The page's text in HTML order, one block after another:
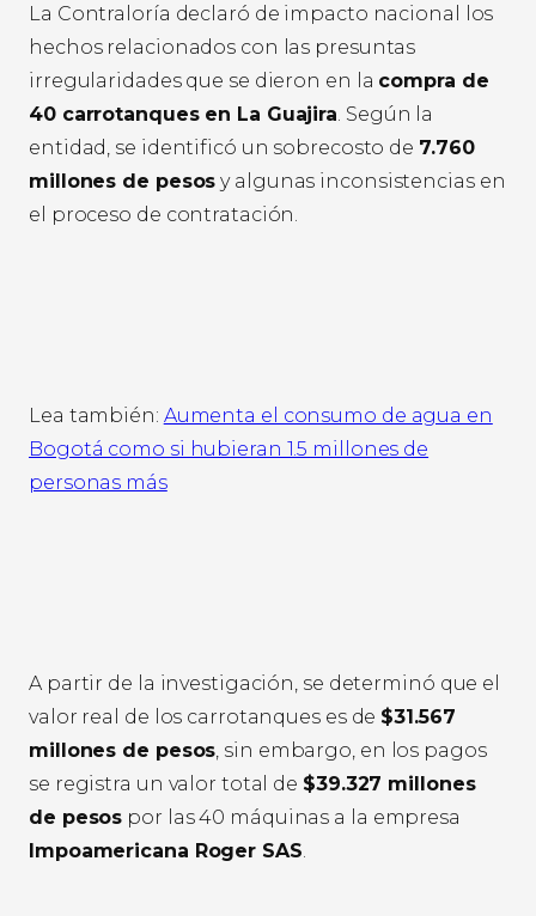
La Contraloría declaró de impacto nacional los
hechos relacionados con las presuntas
irregularidades que se dieron en la compra de
40 carrotanques en La Guajira. Según la
entidad, se identificó un sobrecosto de 7.760
millones de pesos y algunas inconsistencias en
el proceso de contratación.
Lea también: Aumenta el consumo de agua en
Bogotá como si hubieran 1.5 millones de
personas más
A partir de la investigación, se determinó que el
valor real de los carrotanques es de $31.567
millones de pesos, sin embargo, en los pagos
se registra un valor total de $39.327 millones
de pesos por las 40 máquinas a la empresa
Impoamericana Roger SAS.